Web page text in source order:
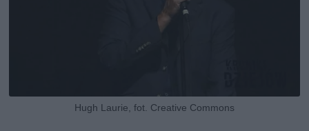
Hugh Laurie, fot. Creative Commons